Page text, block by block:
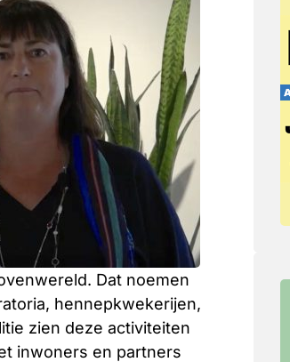
Dat noemen
hennepkwekerijen,
zien deze activiteiten
inwoners en partners